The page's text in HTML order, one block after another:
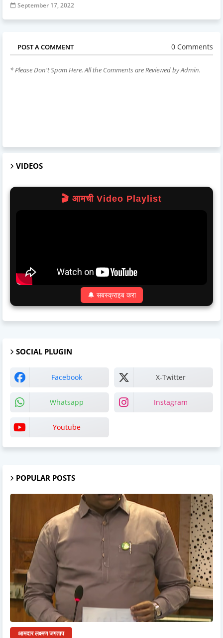
September 17, 2022
POST A COMMENT 0 Comments
* Please Don't Spam Here. All the Comments are Reviewed by Admin.
VIDEOS
🎬 आमची Video Playlist
🔔 सबस्क्राइब करा
SOCIAL PLUGIN
Facebook X-Twitter
Whatsapp Instagram
Youtube
POPULAR POSTS
आमदार लक्ष्मण जगताप